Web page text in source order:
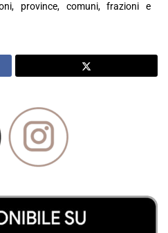
province, comuni, frazioni e